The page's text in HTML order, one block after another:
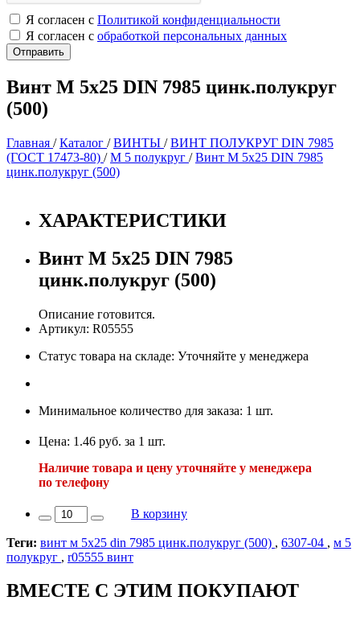
Я согласен с Политикой конфиденциальности
Я согласен с обработкой персональных данных
Винт М 5х25 DIN 7985 цинк.полукруг
(500)
Главная /Каталог /ВИНТЫ /ВИНТ ПОЛУКРУГ DIN 7985
(ГОСТ 17473-80) /М 5 полукруг /Винт М 5х25 DIN 7985
цинк.полукруг (500)
ХАРАКТЕРИСТИКИ
Винт М 5х25 DIN 7985
цинк.полукруг (500)
Описание готовится.
Артикул: R05555
Статус товара на складе: Уточняйте у менеджера
Минимальное количество для заказа: 1 шт.
Цена: 1.46 руб. за 1 шт.
Наличие товара и цену уточняйте у менеджера
по телефону
В корзину
Теги: винт м 5х25 din 7985 цинк.полукруг (500) , 6307-04 , м 5
полукруг , r05555 винт
ВМЕСТЕ С ЭТИМ ПОКУПАЮТ